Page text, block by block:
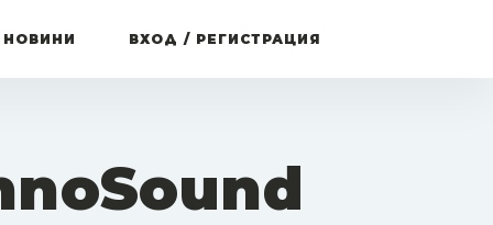
НОВИНИ ВХОД / РЕГИСТРАЦИЯ